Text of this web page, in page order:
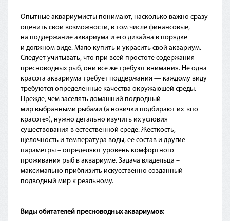
Опытные аквариумисты понимают, насколько важно сразу
оценить свои возможности, в том числе финансовые,
на поддержание аквариума и его дизайна в порядке
и должном виде. Мало купить и украсить свой аквариум.
Следует учитывать, что при всей простоте содержания
пресноводных рыб, они все же требуют внимания. Не одна
красота аквариума требует поддержания — каждому виду
требуются определенные качества окружающей среды.
Прежде, чем заселять домашний подводный
мир выбранными рыбами (а новички подбирают их «по
красоте»), нужно детально изучить их условия
существования в естественной среде. Жесткость,
щелочность и температура воды, ее состав и другие
параметры – определяют уровень комфортного
проживания рыб в аквариуме. Задача владельца –
максимально приблизить искусственно созданный
подводный мир к реальному.
Виды обитателей пресноводных аквариумов: